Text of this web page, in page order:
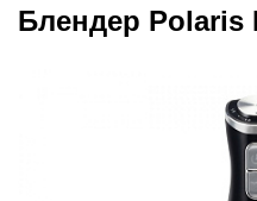
Блендер Polaris